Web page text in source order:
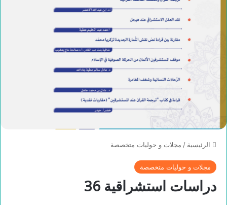
الرئيسية / مجلات و حوليات متخصصة
مجلات و حوليات متخصصة
دراسات استشراقية 36